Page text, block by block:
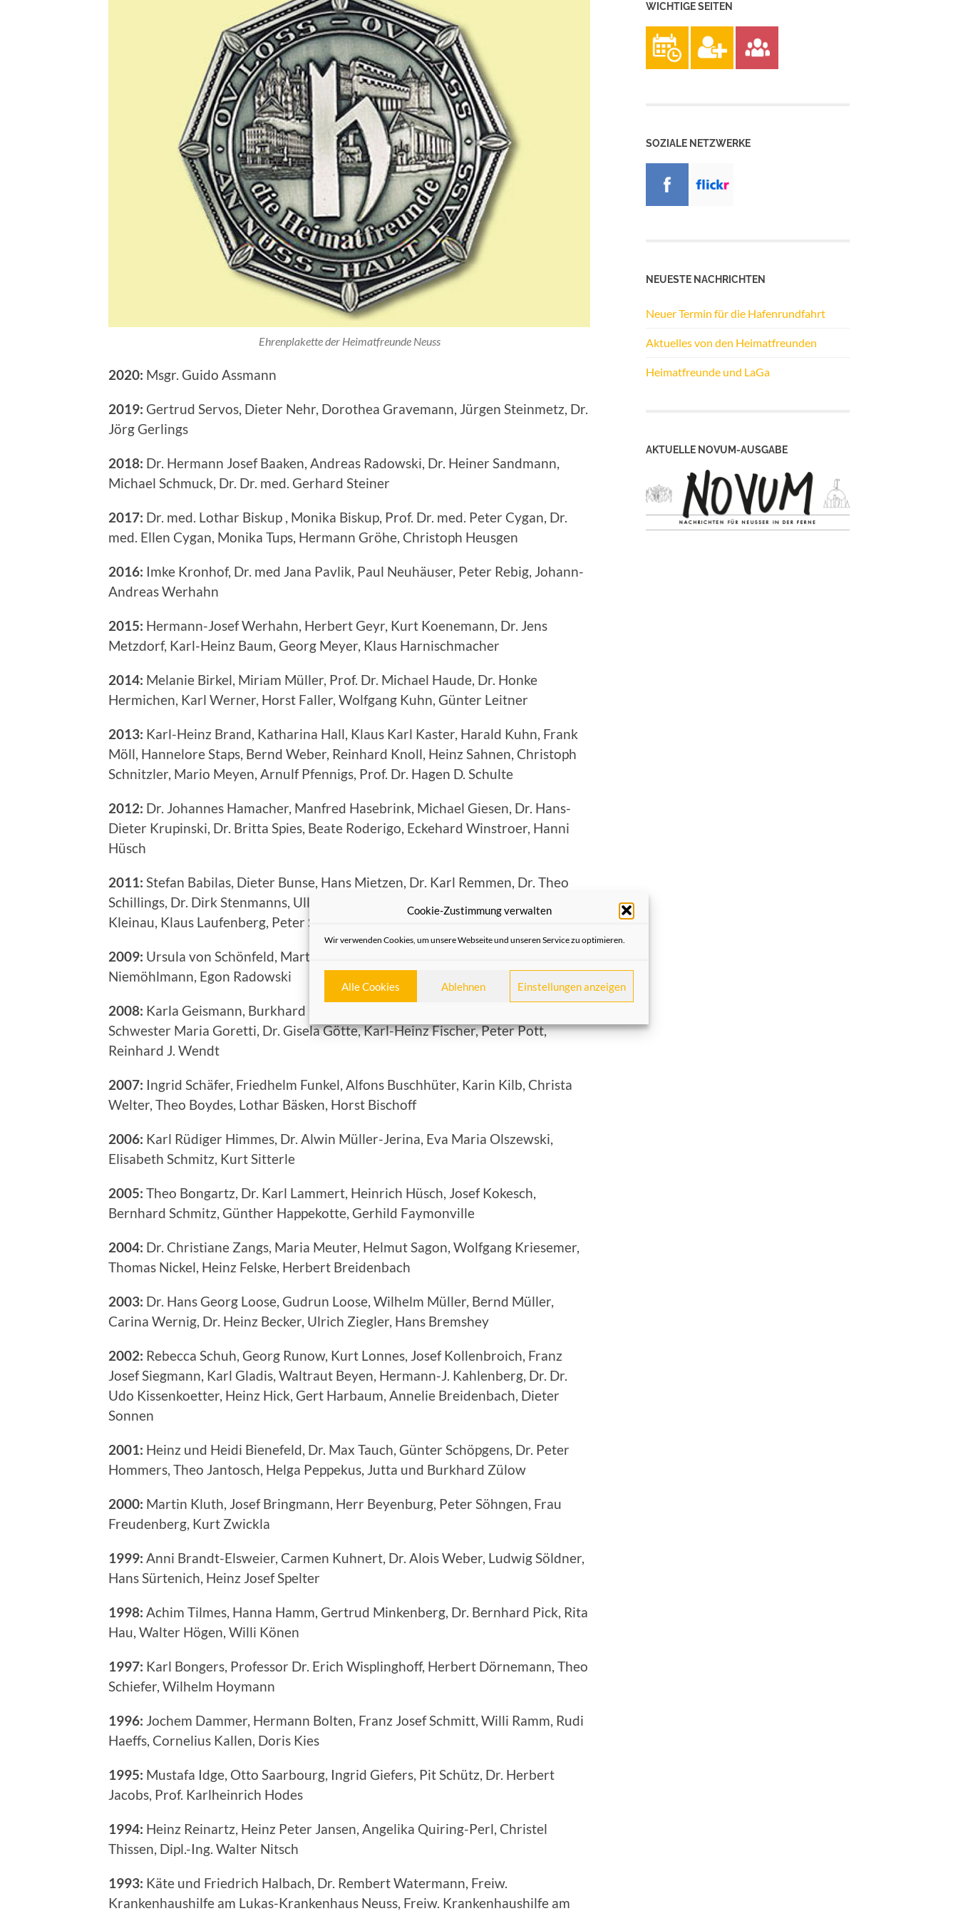
Cookie-Zustimmung verwalten
Wir verwenden Cookies, um unsere Webseite und unseren Service zu optimieren.
Alle Cookies Ablehnen Einstellungen anzeigen
Ehrenplakette der Heimatfreunde Neuss
2020: Msgr. Guido Assmann
2019: Gertrud Servos, Dieter Nehr, Dorothea Gravemann, Jürgen Steinmetz, Dr.
Jörg Gerlings
2018: Dr. Hermann Josef Baaken, Andreas Radowski, Dr. Heiner Sandmann,
Michael Schmuck, Dr. Dr. med. Gerhard Steiner
2017: Dr. med. Lothar Biskup , Monika Biskup, Prof. Dr. med. Peter Cygan, Dr.
med. Ellen Cygan, Monika Tups, Hermann Gröhe, Christoph Heusgen
2016: Imke Kronhof, Dr. med Jana Pavlik, Paul Neuhäuser, Peter Rebig, Johann-
Andreas Werhahn
2015: Hermann-Josef Werhahn, Herbert Geyr, Kurt Koenemann, Dr. Jens
Metzdorf, Karl-Heinz Baum, Georg Meyer, Klaus Harnischmacher
2014: Melanie Birkel, Miriam Müller, Prof. Dr. Michael Haude, Dr. Honke
Hermichen, Karl Werner, Horst Faller, Wolfgang Kuhn, Günter Leitner
2013: Karl-Heinz Brand, Katharina Hall, Klaus Karl Kaster, Harald Kuhn, Frank
Möll, Hannelore Staps, Bernd Weber, Reinhard Knoll, Heinz Sahnen, Christoph
Schnitzler, Mario Meyen, Arnulf Pfennigs, Prof. Dr. Hagen D. Schulte
2012: Dr. Johannes Hamacher, Manfred Hasebrink, Michael Giesen, Dr. Hans-
Dieter Krupinski, Dr. Britta Spies, Beate Roderigo, Eckehard Winstroer, Hanni
Hüsch
2011: Stefan Babilas, Dieter Bunse, Hans Mietzen, Dr. Karl Remmen, Dr. Theo
Schillings, Dr. Dirk Stenmanns, Ulla Dahmen, Christine Döhlings, Christoph
Kleinau, Klaus Laufenberg, Peter Schornstein, Dieter Steins, Heinz Welter
2009: Ursula von Schönfeld, Martin Flecken, Harald Müller, Hans Gert
Niemöhlmann, Egon Radowski
2008: Karla Geismann, Burkhard Gill, Dr. Rudolf Hutmacher, Dr. Peter Lippers,
Schwester Maria Goretti, Dr. Gisela Götte, Karl-Heinz Fischer, Peter Pott,
Reinhard J. Wendt
2007: Ingrid Schäfer, Friedhelm Funkel, Alfons Buschhüter, Karin Kilb, Christa
Welter, Theo Boydes, Lothar Bäsken, Horst Bischoff
2006: Karl Rüdiger Himmes, Dr. Alwin Müller-Jerina, Eva Maria Olszewski,
Elisabeth Schmitz, Kurt Sitterle
2005: Theo Bongartz, Dr. Karl Lammert, Heinrich Hüsch, Josef Kokesch,
Bernhard Schmitz, Günther Happekotte, Gerhild Faymonville
2004: Dr. Christiane Zangs, Maria Meuter, Helmut Sagon, Wolfgang Kriesemer,
Thomas Nickel, Heinz Felske, Herbert Breidenbach
2003: Dr. Hans Georg Loose, Gudrun Loose, Wilhelm Müller, Bernd Müller,
Carina Wernig, Dr. Heinz Becker, Ulrich Ziegler, Hans Bremshey
2002: Rebecca Schuh, Georg Runow, Kurt Lonnes, Josef Kollenbroich, Franz
Josef Siegmann, Karl Gladis, Waltraut Beyen, Hermann-J. Kahlenberg, Dr. Dr.
Udo Kissenkoetter, Heinz Hick, Gert Harbaum, Annelie Breidenbach, Dieter
Sonnen
2001: Heinz und Heidi Bienefeld, Dr. Max Tauch, Günter Schöpgens, Dr. Peter
Hommers, Theo Jantosch, Helga Peppekus, Jutta und Burkhard Zülow
2000: Martin Kluth, Josef Bringmann, Herr Beyenburg, Peter Söhngen, Frau
Freudenberg, Kurt Zwickla
1999: Anni Brandt-Elsweier, Carmen Kuhnert, Dr. Alois Weber, Ludwig Söldner,
Hans Sürtenich, Heinz Josef Spelter
1998: Achim Tilmes, Hanna Hamm, Gertrud Minkenberg, Dr. Bernhard Pick, Rita
Hau, Walter Högen, Willi Könen
1997: Karl Bongers, Professor Dr. Erich Wisplinghoff, Herbert Dörnemann, Theo
Schiefer, Wilhelm Hoymann
1996: Jochem Dammer, Hermann Bolten, Franz Josef Schmitt, Willi Ramm, Rudi
Haeffs, Cornelius Kallen, Doris Kies
1995: Mustafa Idge, Otto Saarbourg, Ingrid Giefers, Pit Schütz, Dr. Herbert
Jacobs, Prof. Karlheinrich Hodes
1994: Heinz Reinartz, Heinz Peter Jansen, Angelika Quiring-Perl, Christel
Thissen, Dipl.-Ing. Walter Nitsch
1993: Käte und Friedrich Halbach, Dr. Rembert Watermann, Freiw.
Krankenhaushilfe am Lukas-Krankenhaus Neuss, Freiw. Krankenhaushilfe am
WICHTIGE SEITEN
SOZIALE NETZWERKE
NEUESTE NACHRICHTEN
Neuer Termin für die Hafenrundfahrt
Aktuelles von den Heimatfreunden
Heimatfreunde und LaGa
AKTUELLE NOVUM-AUSGABE